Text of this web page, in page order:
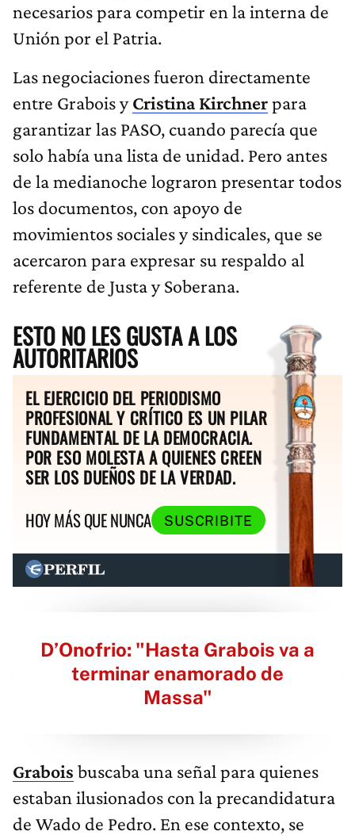
necesarios para competir en la interna de
Unión por el Patria.
Las negociaciones fueron directamente
entre Grabois yCristina Kirchnerpara
garantizar las PASO, cuando parecía que
solo había una lista de unidad. Pero antes
de la medianoche lograron presentar todos
los documentos, con apoyo de
movimientos sociales y sindicales, que se
acercaron para expresar su respaldo al
referente de Justa y Soberana.
ESTO NO LES GUSTA A LOS
AUTORITARIOS
EL EJERCICIO DEL PERIODISMO
PROFESIONAL Y CRÍTICO ES UN PILAR
FUNDAMENTAL DE LA DEMOCRACIA.
POR ESO MOLESTA A QUIENES CREEN
SER LOS DUEÑOS DE LA VERDAD.
HOY MÁS QUE NUNCA
SUSCRIBITE
D’Onofrio: "Hasta Grabois va a
terminar enamorado de
Massa"
Grabois buscaba una señal para quienes
estaban ilusionados con la precandidatura
de Wado de Pedro. En ese contexto, se